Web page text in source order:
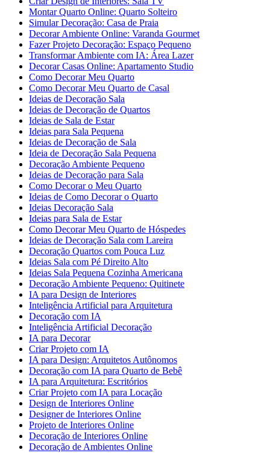
Montar Quarto Online: Quarto Solteiro
Simular Decoração: Casa de Praia
Decorar Ambiente Online: Varanda Gourmet
Fazer Projeto Decoração: Espaço Pequeno
Transformar Ambiente com IA: Área Lazer
Decorar Casas Online: Apartamento Studio
Como Decorar Meu Quarto
Como Decorar Meu Quarto de Casal
Ideias de Decoração Sala
Ideias de Decoração de Quartos
Ideias de Sala de Estar
Ideias para Sala Pequena
Ideias de Decoração de Sala
Ideia de Decoração Sala Pequena
Decoração Ambiente Pequeno
Ideias de Decoração para Sala
Como Decorar o Meu Quarto
Ideias de Como Decorar o Quarto
Ideias Decoração Sala
Ideias para Sala de Estar
Como Decorar Meu Quarto de Hóspedes
Ideias de Decoração Sala com Lareira
Decoração Quartos com Pouca Luz
Ideias Sala com Pé Direito Alto
Ideias Sala Pequena Cozinha Americana
Decoração Ambiente Pequeno: Quitinete
IA para Design de Interiores
Inteligência Artificial para Arquitetura
Decoração com IA
Inteligência Artificial Decoração
IA para Decorar
Criar Projeto com IA
IA para Design: Arquitetos Autônomos
Decoração com IA para Quarto de Bebê
IA para Arquitetura: Escritórios
Criar Projeto com IA para Locação
Design de Interiores Online
Designer de Interiores Online
Projeto de Interiores Online
Decoração de Interiores Online
Decoração de Ambientes Online